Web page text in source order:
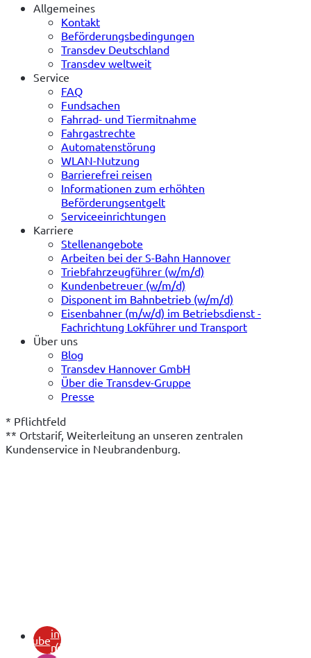
Allgemeines
Kontakt
Beförderungsbedingungen
Transdev Deutschland
Transdev weltweit
Service
FAQ
Fundsachen
Fahrrad- und Tiermitnahme
Fahrgastrechte
Automatenstörung
WLAN-Nutzung
Barrierefrei reisen
Informationen zum erhöhten
Beförderungsentgelt
Serviceeinrichtungen
Karriere
Stellenangebote
Arbeiten bei der S-Bahn Hannover
Triebfahrzeugführer (w/m/d)
Kundenbetreuer (w/m/d)
Disponent im Bahnbetrieb (w/m/d)
Eisenbahner (m/w/d) im Betriebsdienst -
Fachrichtung Lokführer und Transport
Über uns
Blog
Transdev Hannover GmbH
Über die Transdev-Gruppe
Presse
* Pflichtfeld
** Ortstarif, Weiterleitung an unseren zentralen
Kundenservice in Neubrandenburg.
youtubein
neuem
(öffnet